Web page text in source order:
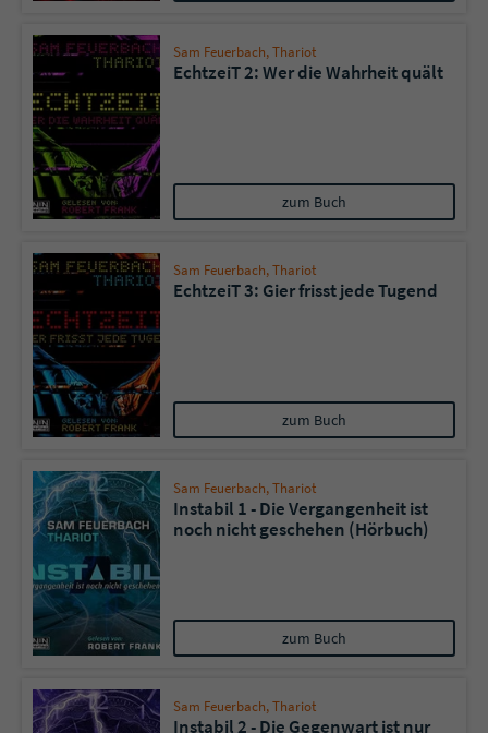
Sam Feuerbach,Thariot
EchtzeiT 2: Wer die Wahrheit quält
zum Buch
Sam Feuerbach,Thariot
EchtzeiT 3: Gier frisst jede Tugend
zum Buch
Sam Feuerbach,Thariot
Instabil 1 - Die Vergangenheit ist
noch nicht geschehen (Hörbuch)
zum Buch
Sam Feuerbach,Thariot
Instabil 2 - Die Gegenwart ist nur